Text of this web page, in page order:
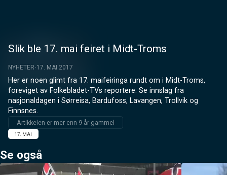
Slik ble 17. mai feiret i Midt-Troms
NYHETER 17. MAI 2017
Her er noen glimt fra 17. maifeiringa rundt om i Midt-Troms,
foreviget av Folkebladet-TVs reportere. Se innslag fra
nasjonaldagen i Sørreisa, Bardufoss, Lavangen, Trollvik og
Finnsnes.
Artikkelen er mer enn 9 år gammel
17. MAI
Se også